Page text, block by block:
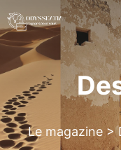
au
contenu
Le magazine >